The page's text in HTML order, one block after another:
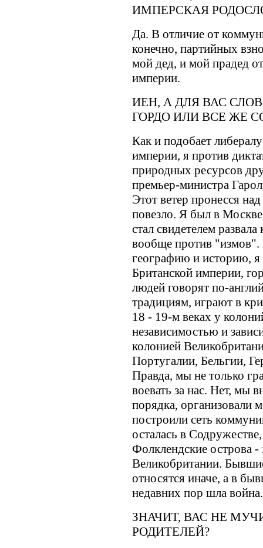
ИМПЕРСКАЯ
Да. В отличие от
конечно, партийных
мой дед, и мой прадед
империи.
ИЕН, А ДЛЯ ВАС
ГОРДО ИЛИ ВСE ЖЕ
Как и подобает
империи, я против
природных ресурсов
премьер-министра
Этот ветер пронесся
повезло. Я был в Москве
стал свидетелем
вообще против "измов".
географию и историю, я
Британской империи,
людей говорят по-
традициям, играют в
18 - 19-м веках у
независимостью и
колонией
Португалии, Бельгии,
Правда, мы не только
воевать за нас. Нет, мы
порядка, организовали
построили сеть
осталась в
Фолклендские острова -
Великобритании.
относятся иначе, а в
недавних пор шла война.
ЗНАЧИТ, ВАС НЕ
РОДИТЕЛЕЙ?